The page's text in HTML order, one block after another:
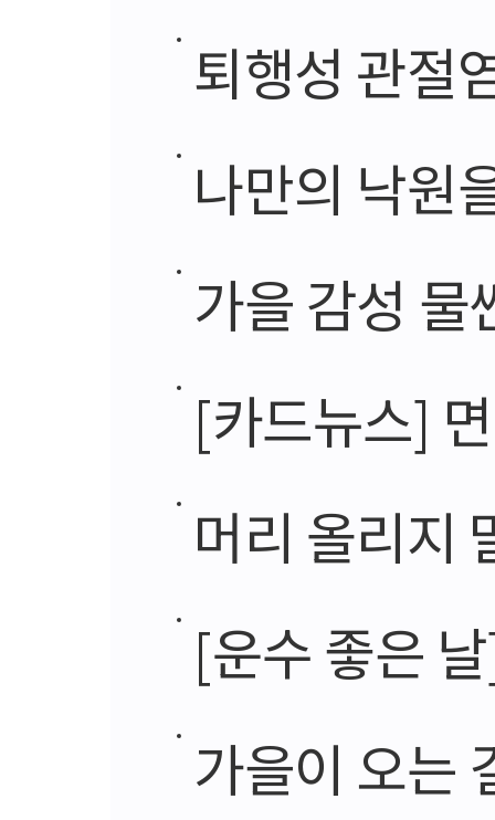
퇴행성 관절
나만의 낙원
가을 감성 물
[카드뉴스] 면
머리 올리지
[운수 좋은
가을이 오는